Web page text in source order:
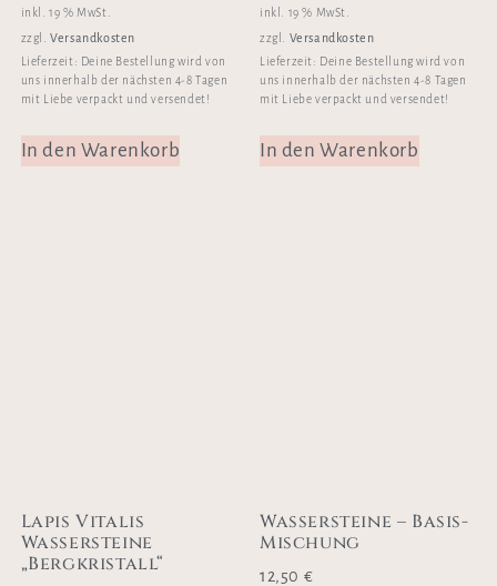
inkl. 19 % MwSt.
zzgl.Versandkosten
Lieferzeit: Deine Bestellung wird von
uns innerhalb der nächsten 4-8 Tagen
mit Liebe verpackt und versendet!
In den Warenkorb
inkl. 19 % MwSt.
zzgl. Versandkosten
Lieferzeit: Deine Bestellung wird von
uns innerhalb der nächsten 4-8 Tagen
mit Liebe verpackt und versendet!
In den Warenkorb
Lapis Vitalis
Wassersteine
„Bergkristall“
Wassersteine – Basis-
Mischung
12,50 €